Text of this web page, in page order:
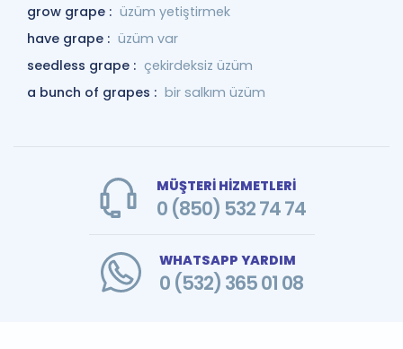
grow grape : üzüm yetiştirmek
have grape : üzüm var
seedless grape : çekirdeksiz üzüm
a bunch of grapes : bir salkım üzüm
MÜŞTERİ HİZMETLERİ
0 (850) 532 74 74
WHATSAPP YARDIM
0 (532) 365 01 08